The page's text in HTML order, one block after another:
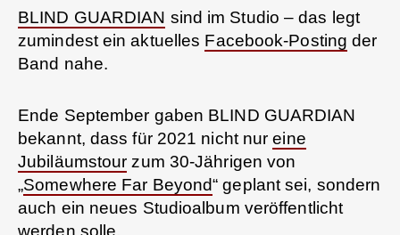
BLIND GUARDIAN sind im Studio – das legt
zumindest ein aktuelles Facebook-Posting der
Band nahe.
Ende September gaben BLIND GUARDIAN
bekannt, dass für 2021 nicht nureine
Jubiläumstour zum 30-Jährigen von
„Somewhere Far Beyond“ geplant sei, sondern
auch ein neues Studioalbum veröffentlicht
werden solle.